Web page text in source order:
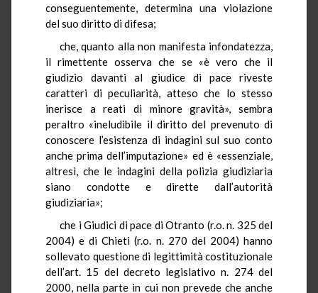
conseguentemente, determina una violazione
del suo diritto di difesa;
che, quanto alla non manifesta infondatezza,
il rimettente osserva che se «è vero che il
giudizio davanti al giudice di pace riveste
caratteri di peculiarità, atteso che lo stesso
inerisce a reati di minore gravità», sembra
peraltro «ineludibile il diritto del prevenuto di
conoscere l’esistenza di indagini sul suo conto
anche prima dell’imputazione» ed è «essenziale,
altresì, che le indagini della polizia giudiziaria
siano condotte e dirette dall’autorità
giudiziaria»;
che i Giudici di pace di Otranto (r.o. n. 325 del
2004) e di Chieti (r.o. n. 270 del 2004) hanno
sollevato questione di legittimità costituzionale
dell’art. 15 del decreto legislativo n. 274 del
2000, nella parte in cui non prevede che anche